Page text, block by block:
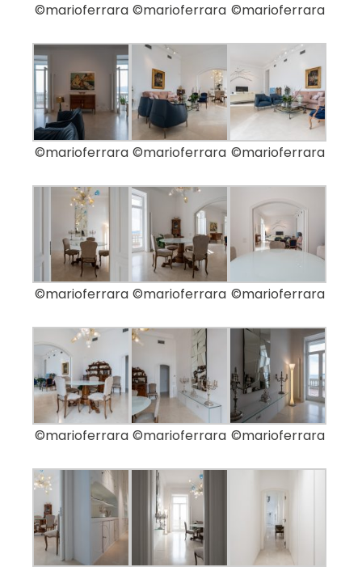
©marioferrara ©marioferrara ©marioferrara
©marioferrara ©marioferrara ©marioferrara
©marioferrara ©marioferrara ©marioferrara
©marioferrara ©marioferrara ©marioferrara